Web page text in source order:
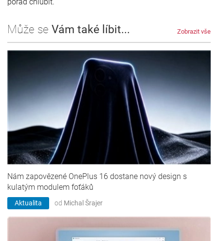
pořád chlubit.
Může se Vám také líbit... Zobrazit vše
Nám zapovězené OnePlus 16 dostane nový design s
kulatým modulem foťáků
Aktualita od Michal Šrajer